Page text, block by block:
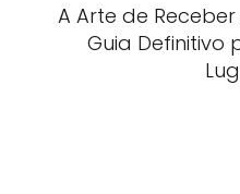
A Arte de
Guia Definitivo